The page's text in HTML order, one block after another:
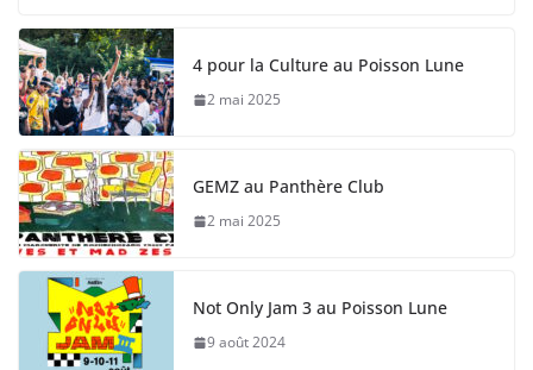
4 pour la Culture au Poisson Lune
2 mai 2025
GEMZ au Panthère Club
2 mai 2025
Not Only Jam 3 au Poisson Lune
9 août 2024